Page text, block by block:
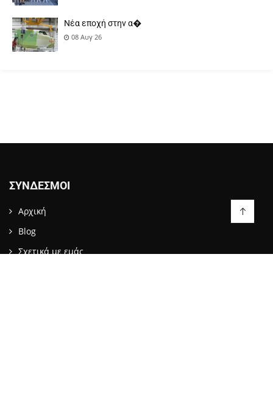
Νέα εποχή στην α�
08 Αυγ 26
ΣΎΝΔΕΣΜΟΙ
Αρχική
Blog
Σχετικά με εμάς